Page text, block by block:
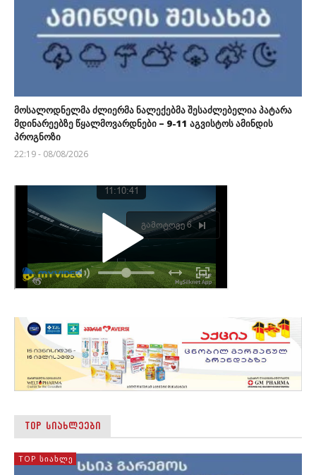
მოსალოდნელმა ძლიერმა ნალექებმა შესაძლებელია პატარა
მდინარეებზე წყალმოვარდნები – 9-11 აგვისტოს ამინდის
პროგნოზი
22:19 - 08/08/2026
TOP ᲡᲘᲐᲮᲚᲔᲔᲑᲘ
TOP ᲡᲘᲐᲮᲚᲔ